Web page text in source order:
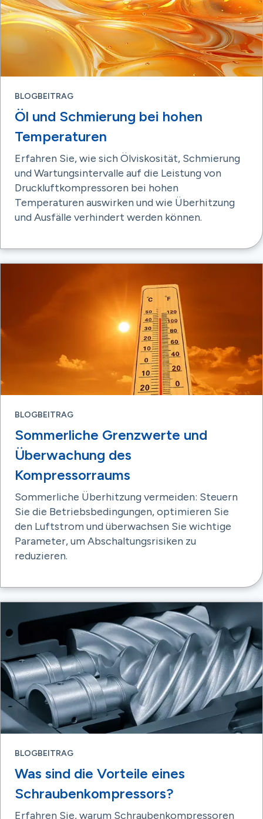
BLOGBEITRAG
Öl und Schmierung bei hohen
Temperaturen
Erfahren Sie, wie sich Ölviskosität, Schmierung
und Wartungsintervalle auf die Leistung von
Druckluftkompressoren bei hohen
Temperaturen auswirken und wie Überhitzung
und Ausfälle verhindert werden können.
BLOGBEITRAG
Sommerliche Grenzwerte und
Überwachung des
Kompressorraums
Sommerliche Überhitzung vermeiden: Steuern
Sie die Betriebsbedingungen, optimieren Sie
den Luftstrom und überwachsen Sie wichtige
Parameter, um Abschaltungsrisiken zu
reduzieren.
BLOGBEITRAG
Was sind die Vorteile eines
Schraubenkompressors?
Erfahren Sie, warum Schraubenkompressoren